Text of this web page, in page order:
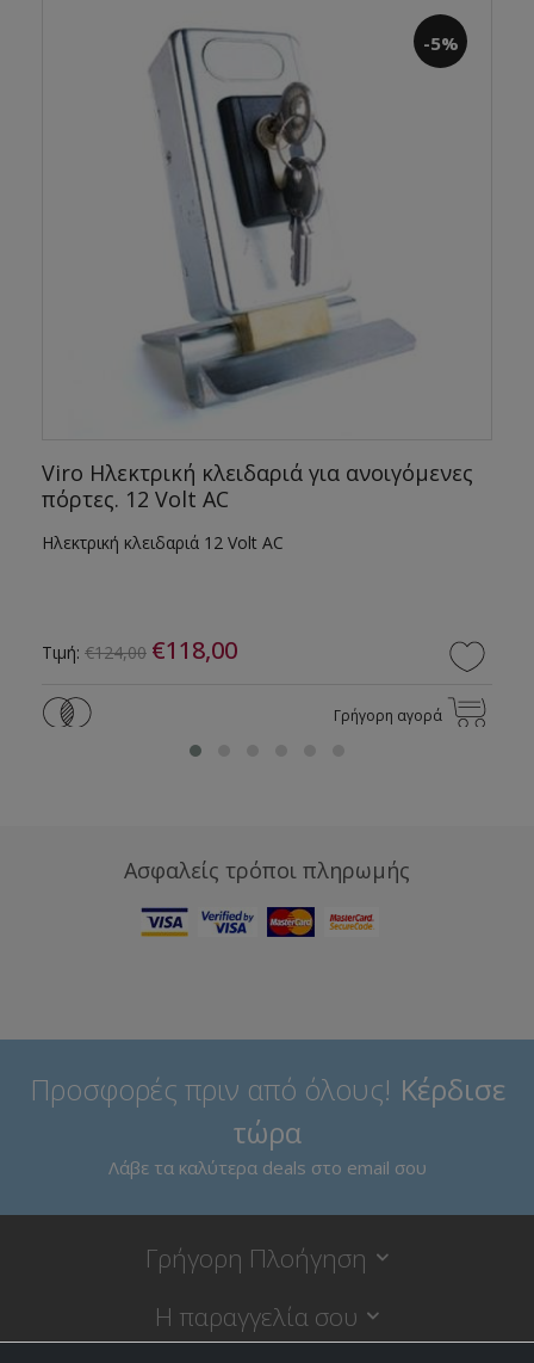
-5%
Viro Ηλεκτρική κλειδαριά για ανοιγόμενες
πόρτες. 12 Volt AC
Ηλεκτρική κλειδαριά 12 Volt AC
Τιμή: €124,00 €118,00
Γρήγορη αγορά
Ασφαλείς τρόποι πληρωμής
Προσφορές πριν από όλους! Κέρδισε
τώρα
Λάβε τα καλύτερα deals στο email σου
Γρήγορη Πλοήγηση
Η παραγγελία σου